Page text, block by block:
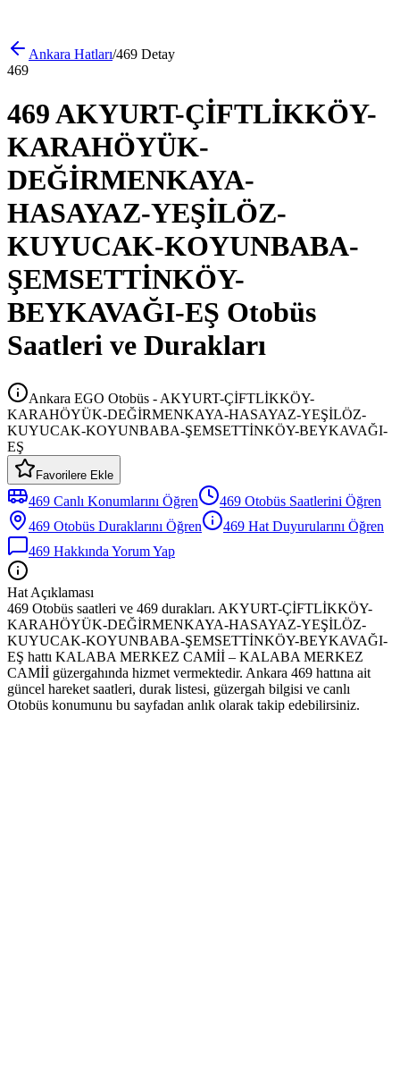
Ankara Hatları/469 Detay
469
469 AKYURT-ÇİFTLİKKÖY-
KARAHÖYÜK-
DEĞİRMENKAYA-
HASAYAZ-YEŞİLÖZ-
KUYUCAK-KOYUNBABA-
ŞEMSETTİNKÖY-
BEYKAVAĞI-EŞ Otobüs
Saatleri ve Durakları
Ankara EGO Otobüs - AKYURT-ÇİFTLİKKÖY-
KARAHÖYÜK-DEĞİRMENKAYA-HASAYAZ-YEŞİLÖZ-
KUYUCAK-KOYUNBABA-ŞEMSETTİNKÖY-BEYKAVAĞI-
EŞ
Favorilere Ekle
469 Canlı Konumlarını Öğren 469 Otobüs Saatlerini Öğren
469 Otobüs Duraklarını Öğren 469 Hat Duyurularını Öğren
469 Hakkında Yorum Yap
Hat Açıklaması
469 Otobüs saatleri ve 469 durakları. AKYURT-ÇİFTLİKKÖY-
KARAHÖYÜK-DEĞİRMENKAYA-HASAYAZ-YEŞİLÖZ-
KUYUCAK-KOYUNBABA-ŞEMSETTİNKÖY-BEYKAVAĞI-
EŞ hattı KALABA MERKEZ CAMİİ – KALABA MERKEZ
CAMİİ güzergahında hizmet vermektedir. Ankara 469 hattına ait
güncel hareket saatleri, durak listesi, güzergah bilgisi ve canlı
Otobüs konumunu bu sayfadan anlık olarak takip edebilirsiniz.